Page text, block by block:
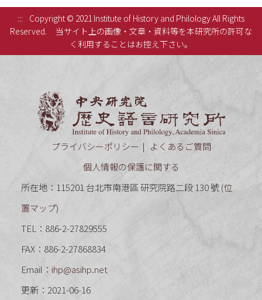
:::
Copyright © 2021 Institute of History and Philology All Rights
Reserved.
当サイト上の画像・文章・資料等を本研究所の許可な
く利用することはお控え下さい。
プライバシーポリシー
よくあるご質問
個人情報の保護に関する
所在地：115201 台北市南港區 研究院路二段 130 號 (位
置マップ)
TEL：886-2-27829555
FAX：886-2-27868834
Email： ihp@asihp.net
更新：2021-06-16